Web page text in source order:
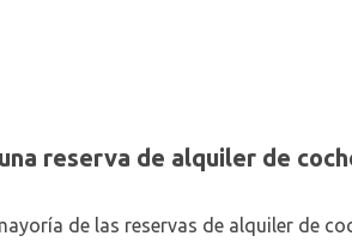
reserva de alquiler de
de las reservas de alquiler de